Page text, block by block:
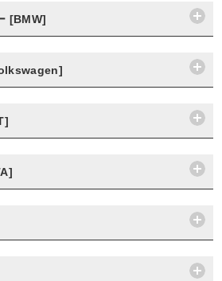
[BMW]